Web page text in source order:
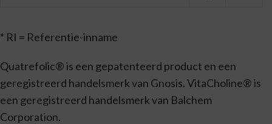
* RI = Referentie-inname
Quatrefolic® is een gepatenteerd product en een
geregistreerd handelsmerk van Gnosis. VitaCholine® is
een geregistreerd handelsmerk van Balchem
Corporation.